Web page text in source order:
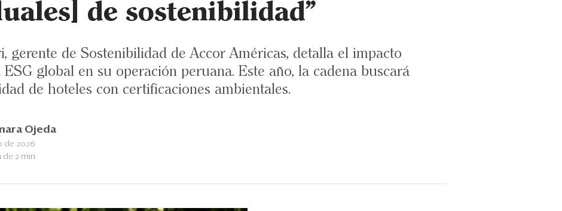
de sostenibilidad”
gerente de Sostenibilidad de Accor Américas, detalla el impacto
ESG global en su operación peruana. Este año, la cadena buscará
de hoteles con certificaciones ambientales.
Ojeda
de 2026
de 2 min